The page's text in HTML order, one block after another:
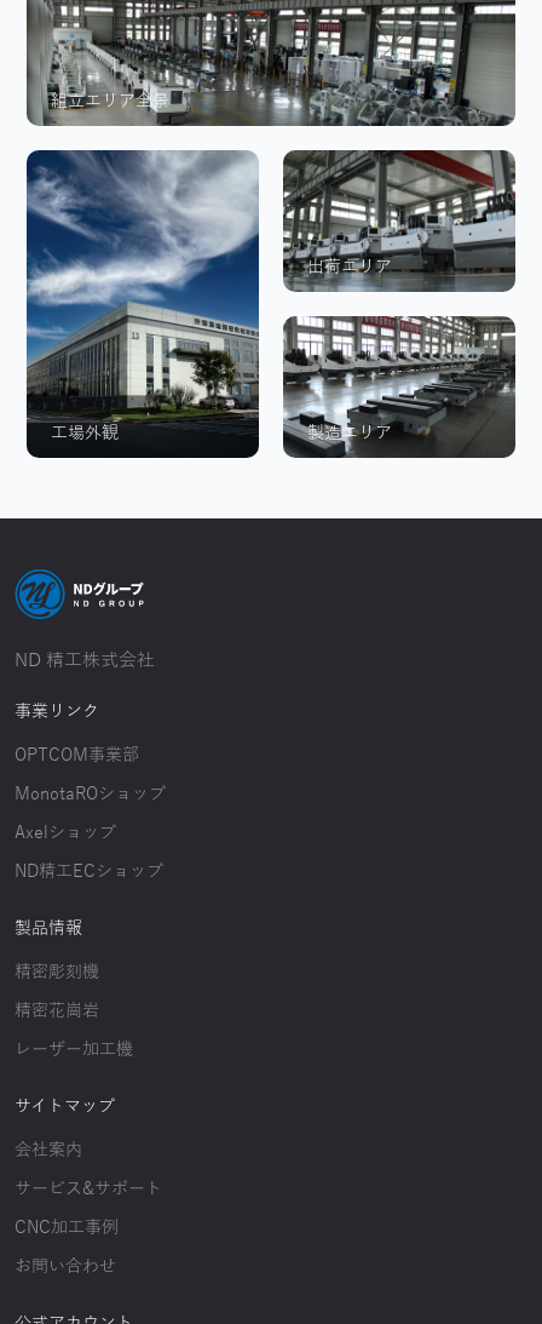
組立エリア全景
工場外観
出荷エリア
製造エリア
ND 精工株式会社
事業リンク
OPTCOM事業部
MonotaROショップ
Axelショップ
ND精工ECショップ
製品情報
精密彫刻機
精密花崗岩
レーザー加工機
サイトマップ
会社案内
サービス&サポート
CNC加工事例
お問い合わせ